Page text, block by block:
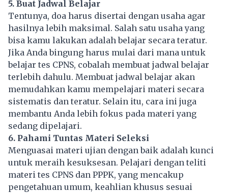
5. Buat Jadwal Belajar
Tentunya, doa harus disertai dengan usaha agar
hasilnya lebih maksimal. Salah satu usaha yang
bisa kamu lakukan adalah belajar secara teratur.
Jika Anda bingung harus mulai dari mana untuk
belajar tes CPNS, cobalah membuat jadwal belajar
terlebih dahulu. Membuat jadwal belajar akan
memudahkan kamu mempelajari materi secara
sistematis dan teratur. Selain itu, cara ini juga
membantu Anda lebih fokus pada materi yang
sedang dipelajari.
6. Pahami Tuntas Materi Seleksi
Menguasai materi ujian dengan baik adalah kunci
untuk meraih kesuksesan. Pelajari dengan teliti
materi tes CPNS dan PPPK, yang mencakup
pengetahuan umum, keahlian khusus sesuai